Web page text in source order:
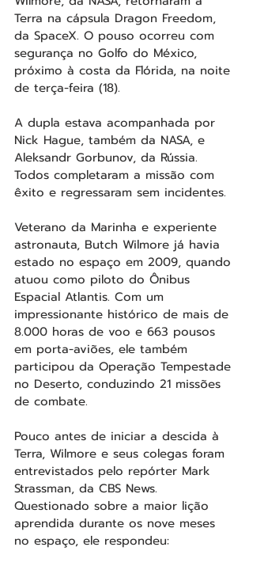
Terra na cápsula Dragon Freedom,
da SpaceX. O pouso ocorreu com
segurança no Golfo do México,
próximo à costa da Flórida, na noite
de terça-feira (18).
A dupla estava acompanhada por
Nick Hague, também da NASA, e
Aleksandr Gorbunov, da Rússia.
Todos completaram a missão com
êxito e regressaram sem incidentes.
Veterano da Marinha e experiente
astronauta, Butch Wilmore já havia
estado no espaço em 2009, quando
atuou como piloto do Ônibus
Espacial Atlantis. Com um
impressionante histórico de mais de
8.000 horas de voo e 663 pousos
em porta-aviões, ele também
participou da Operação Tempestade
no Deserto, conduzindo 21 missões
de combate.
Pouco antes de iniciar a descida à
Terra, Wilmore e seus colegas foram
entrevistados pelo repórter Mark
Strassman, da CBS News.
Questionado sobre a maior lição
aprendida durante os nove meses
no espaço, ele respondeu: